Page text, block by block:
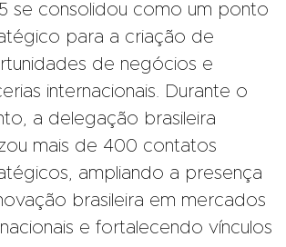
se consolidou como um ponto
para a criação de
de negócios e
internacionais. Durante o
a delegação brasileira
mais de 400 contatos
ampliando a presença
brasileira em mercados
e fortalecendo vínculos